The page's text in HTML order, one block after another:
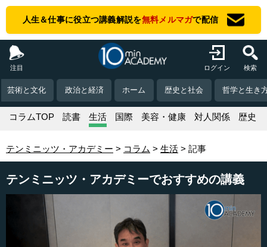
人生＆仕事に役立つ講義解説を無料メルマガで配信
注目 ログイン 検索
芸術と文化 政治と経済 ホーム 歴史と社会 哲学と生き
コラムTOP 読書 生活 国際 美容・健康 対人関係 歴史
テンミニッツ・アカデミー コラム 生活 記事
テンミニッツ・アカデミーでおすすめの講義